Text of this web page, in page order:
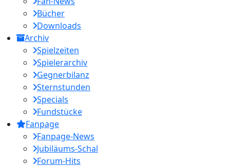
Bücher
Downloads
Archiv
Spielzeiten
Spielerarchiv
Gegnerbilanz
Sternstunden
Specials
Fundstücke
Fanpage
Fanpage-News
Jubiläums-Schal
Forum-Hits